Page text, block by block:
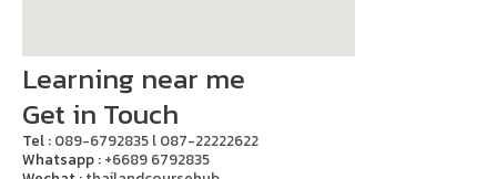
Learning near me
Get in Touch
Tel : 089-6792835 l 087-22222622
Whatsapp : +6689 6792835